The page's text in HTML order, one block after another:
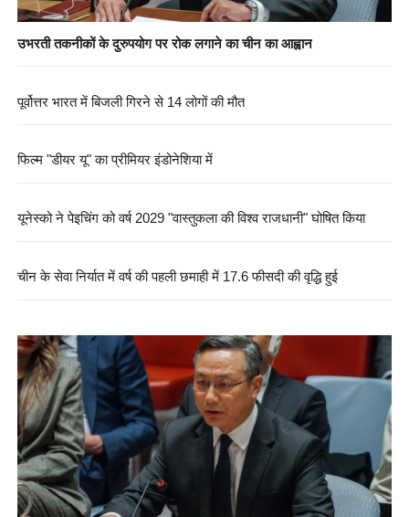
उभरती तकनीकों के दुरुपयोग पर रोक लगाने का चीन का आह्वान
पूर्वोत्तर भारत में बिजली गिरने से 14 लोगों की मौत
फिल्म "डीयर यू" का प्रीमियर इंडोनेशिया में
यूनेस्को ने पेइचिंग को वर्ष 2029 "वास्तुकला की विश्व राजधानी" घोषित किया
चीन के सेवा निर्यात में वर्ष की पहली छमाही में 17.6 फीसदी की वृद्धि हुई